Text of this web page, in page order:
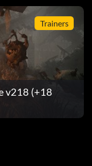
Trainers
v218 (+18